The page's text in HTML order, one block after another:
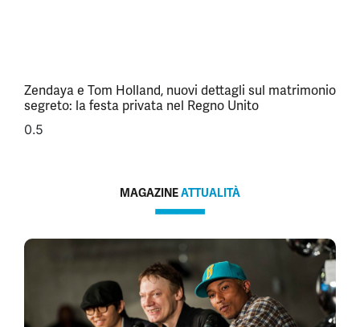
Zendaya e Tom Holland, nuovi dettagli sul matrimonio
segreto: la festa privata nel Regno Unito
MAGAZINEATTUALITÀ